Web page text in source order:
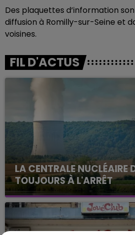
Des plaquettes d’information
diffusion à Romilly-sur-Seine et
voisines.
FIL D'ACTUS
LA CENTRALE NUCLÉAIRE
TOUJOURS À L'ARRÊT
Cela fait déjà une semaine
nucléaire ardennaise est à
justifiée par la sécheresse
présente.